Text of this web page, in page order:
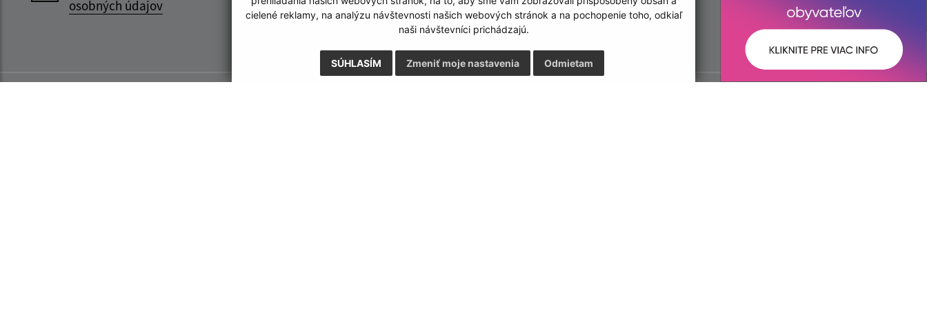
cielené reklamy, na analýzu návštevnosti našich webových stránok a na pochopenie toho, odkiaľ
naši návštevníci prichádzajú.
SÚHLASÍM Odmietam
Zmeniť moje nastavenia
osobných údajov